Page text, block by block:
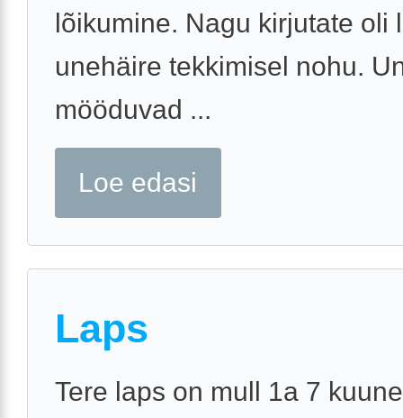
lõikumine. Nagu kirjutate oli
unehäire tekkimisel nohu.
mööduvad ...
Loe edasi
Laps
Tere laps on mull 1a 7